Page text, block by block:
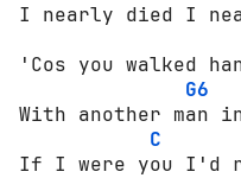
I nearly died I
'Cos you walked
G6
With another man
C
If I were you I'd